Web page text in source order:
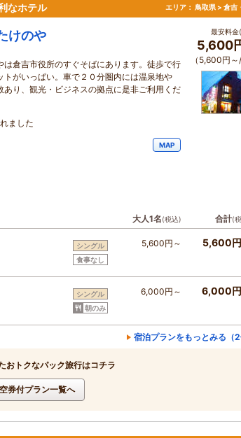
なホテル エリア： 鳥取県 > 倉吉
けのや
は倉吉市役所のすぐそばにあります。徒歩で行
トがいっぱい。車で２０分圏内には温泉地や
あり、観光・ビジネスの拠点に是非ご利用くだ
ました
MAP
最安料金
5,600
（5,600円～/
大人1名(税込) 合計(
シングル
食事なし
5,600円～ 5,600
シングル
朝のみ
6,000円～ 6,000
宿泊プランをもっとみる（2
おトクなパック旅行はコチラ
券付プラン一覧へ